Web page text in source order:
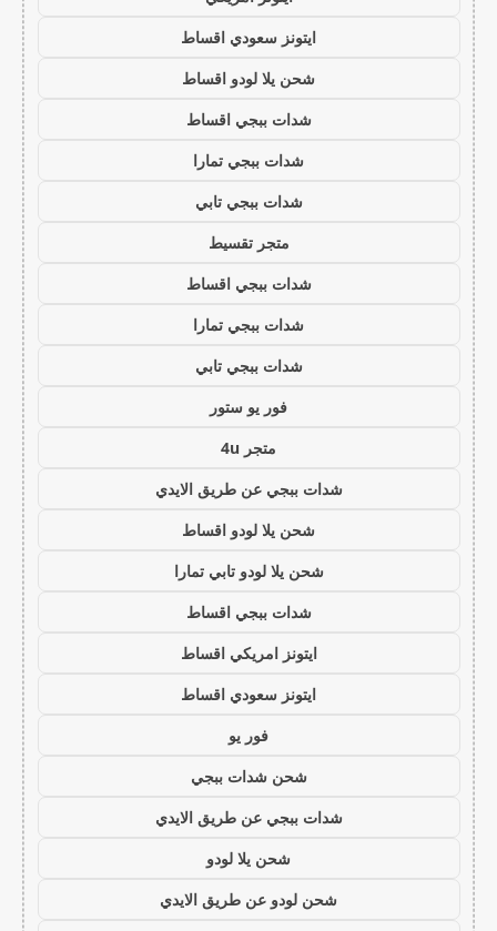
ايتونز سعودي اقساط
شحن يلا لودو اقساط
شدات ببجي اقساط
شدات ببجي تمارا
شدات ببجي تابي
متجر تقسيط
شدات ببجي اقساط
شدات ببجي تمارا
شدات ببجي تابي
فور يو ستور
متجر 4u
شدات ببجي عن طريق الايدي
شحن يلا لودو اقساط
شحن يلا لودو تابي تمارا
شدات ببجي اقساط
ايتونز امريكي اقساط
ايتونز سعودي اقساط
فور يو
شحن شدات ببجي
شدات ببجي عن طريق الايدي
شحن يلا لودو
شحن لودو عن طريق الايدي